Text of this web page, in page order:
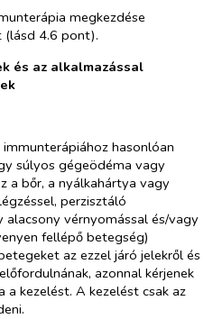
megkezdése
(lásd 4.6 pont).
és az alkalmazással
hasonlóan
súlyos gégeödéma vagy
a bőr, a nyálkahártya vagy
perzisztáló
vérnyomással és/vagy
fellépő betegség)
az ezzel járó jelekről és
azonnal kérjenek
kezelést. A kezelést csak az